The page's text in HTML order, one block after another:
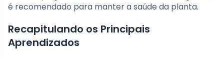
é recomendado para manter a saúde da planta.
Recapitulando os Principais
Aprendizados